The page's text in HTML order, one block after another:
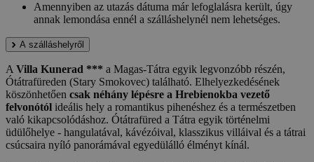
Amennyiben az utazás dátuma már lefoglalásra került, úgy
annak lemondása ennél a szálláshelynél nem lehetséges.
A szálláshelyről
A Villa Kunerad *** a Magas-Tátra egyik legvonzóbb részén,
Ótátrafüreden (Stary Smokovec) található. Elhelyezkedésének
köszönhetően csak néhány lépésre a Hrebienokba vezető
felvonótól ideális hely a romantikus pihenéshez és a természetben
való kikapcsolódáshoz. Ótátrafüred a Tátra egyik történelmi
üdülőhelye - hangulatával, kávézóival, klasszikus villáival és a tátrai
csúcsaira nyíló panorámával egyedülálló élményt kínál.